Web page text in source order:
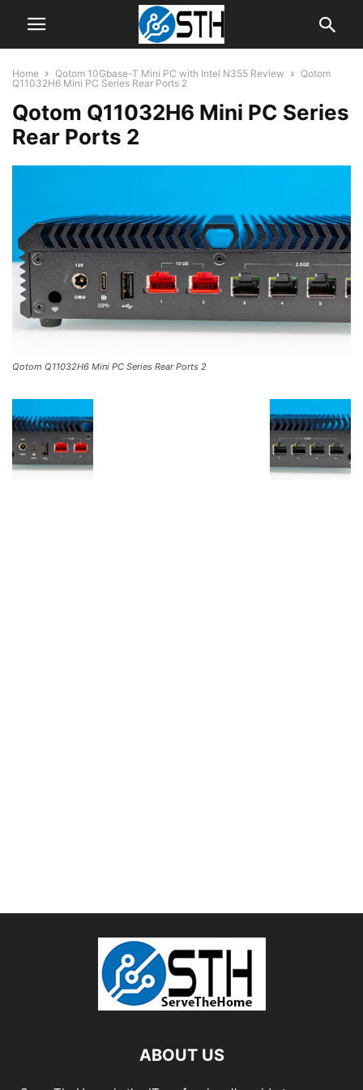
Home Qotom 10Gbase-T Mini PC with Intel N355 Review
Qotom
Q11032H6 Mini PC Series Rear Ports 2
Qotom Q11032H6 Mini PC Series
Rear Ports 2
Qotom Q11032H6 Mini PC Series Rear Ports 2
ABOUT US